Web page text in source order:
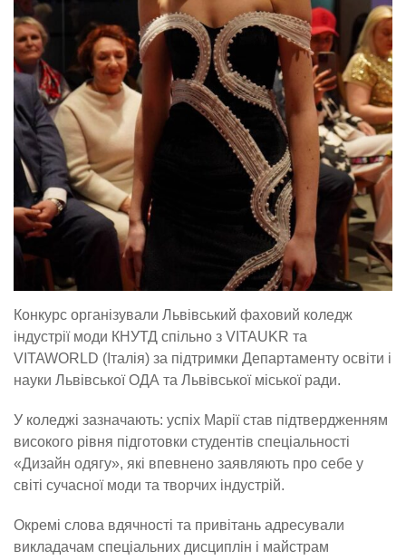
Конкурс організували Львівський фаховий коледж
індустрії моди КНУТД спільно з VITAUKR та
VITAWORLD (Італія) за підтримки Департаменту освіти і
науки Львівської ОДА та Львівської міської ради.
У коледжі зазначають: успіх Марії став підтвердженням
високого рівня підготовки студентів спеціальності
«Дизайн одягу», які впевнено заявляють про себе у
світі сучасної моди та творчих індустрій.
Окремі слова вдячності та привітань адресували
викладачам спеціальних дисциплін і майстрам